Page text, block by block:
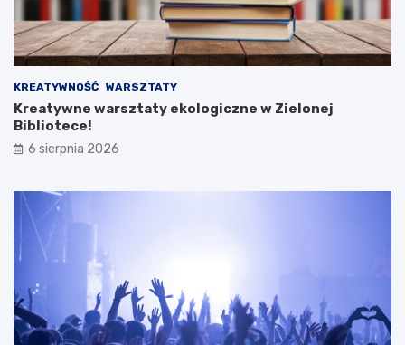
KREATYWNOŚĆ WARSZTATY
Kreatywne warsztaty ekologiczne w Zielonej
Bibliotece!
6 sierpnia 2026